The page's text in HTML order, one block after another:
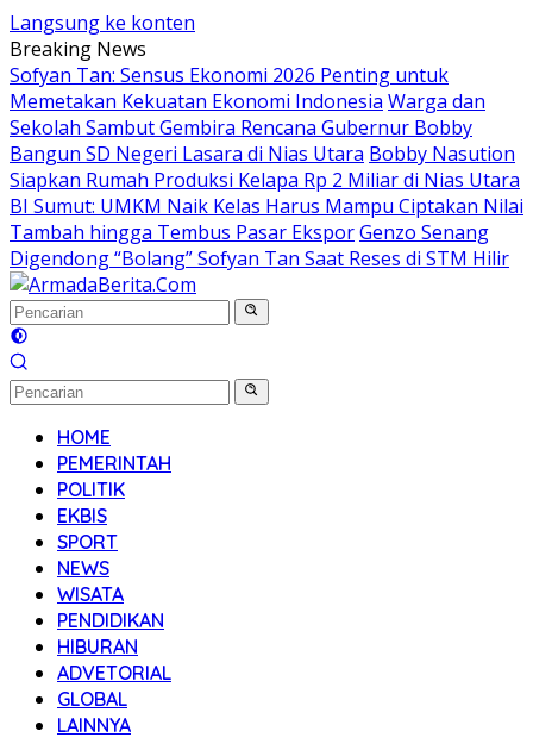
Langsung ke konten
Breaking News
Sofyan Tan: Sensus Ekonomi 2026 Penting untuk
Memetakan Kekuatan Ekonomi Indonesia Warga dan
Sekolah Sambut Gembira Rencana Gubernur Bobby
Bangun SD Negeri Lasara di Nias Utara Bobby Nasution
Siapkan Rumah Produksi Kelapa Rp 2 Miliar di Nias Utara
BI Sumut: UMKM Naik Kelas Harus Mampu Ciptakan Nilai
Tambah hingga Tembus Pasar EksporGenzo Senang
Digendong “Bolang” Sofyan Tan Saat Reses di STM Hilir
HOME
PEMERINTAH
POLITIK
EKBIS
SPORT
NEWS
WISATA
PENDIDIKAN
HIBURAN
ADVETORIAL
GLOBAL
LAINNYA